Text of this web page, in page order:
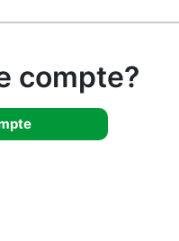
compte?